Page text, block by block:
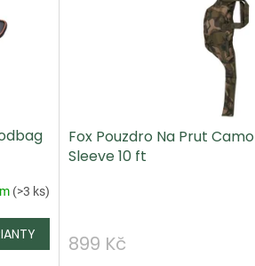
(>3 ks)
Fox Pouzdro Na Prut
Sleeve 10 ft
899 Kč